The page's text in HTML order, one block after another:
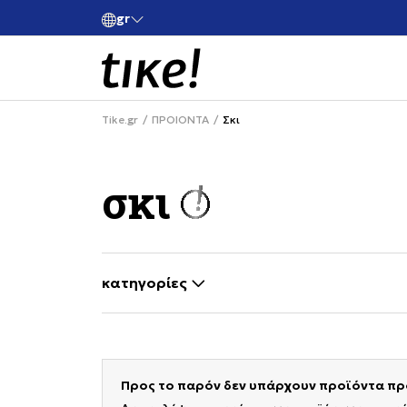
gr
για αγορές άνω των 80€
Tike.gr ΠΡΟΙΟΝΤΑ Σκι
σκι
selecting a filter closes the filters and
κατηγορίες
Προς το παρόν δεν υπάρχουν προϊόντα